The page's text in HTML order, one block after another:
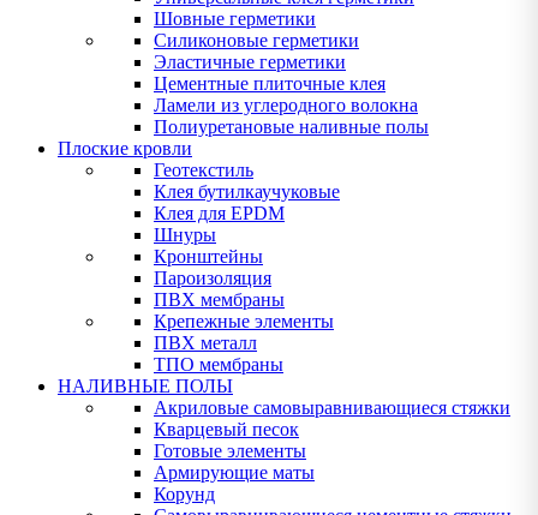
Шовные герметики
Силиконовые герметики
Эластичные герметики
Цементные плиточные клея
Ламели из углеродного волокна
Полиуретановые наливные полы
Плоские кровли
Геотекстиль
Клея бутилкаучуковые
Клея для EPDM
Шнуры
Кронштейны
Пароизоляция
ПВХ мембраны
Крепежные элементы
ПВХ металл
ТПО мембраны
НАЛИВНЫЕ ПОЛЫ
Акриловые самовыравнивающиеся стяжки
Кварцевый песок
Готовые элементы
Армирующие маты
Корунд